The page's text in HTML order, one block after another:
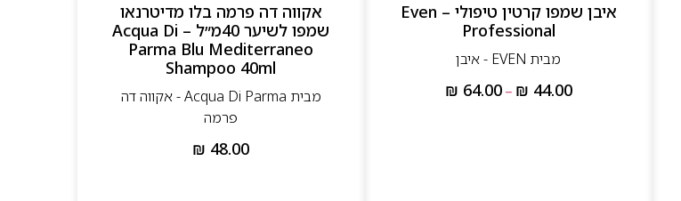
איבן שמפו קרטין טיפולי – Even
Professional
מבית EVEN - איבן
₪ 44.00
–
₪ 64.00
אקווה דה פרמה בלו מדיטרנאו
שמפו לשיער 40מ״ל – Acqua Di
Parma Blu Mediterraneo
Shampoo 40ml
מבית Acqua Di Parma - אקווה דה
פרמה
₪ 48.00